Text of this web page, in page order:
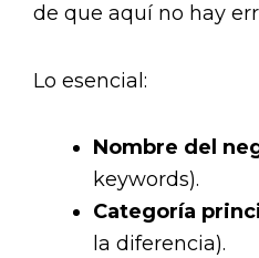
de que aquí no hay
Lo esencial:
Nombre del
keywords).
Categoría
la diferencia).